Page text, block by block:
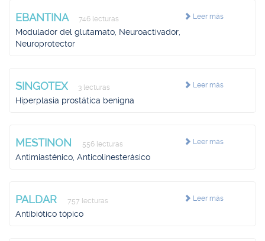
Leer más
EBANTINA 746 lecturas
Modulador del glutamato, Neuroactivador,
Neuroprotector
Leer más
SINGOTEX 3 lecturas
Hiperplasia prostática benigna
Leer más
MESTINON 556 lecturas
Antimiasténico, Anticolinesterásico
Leer más
PALDAR 757 lecturas
Antibiótico tópico